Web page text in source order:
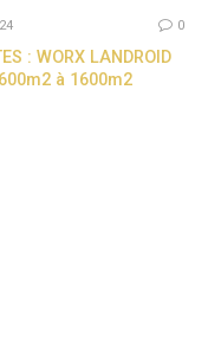
0
: WORX LANDROID
à 1600m2